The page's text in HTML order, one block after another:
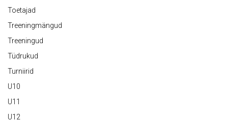
Toetajad
Treeningmängud
Treeningud
Tüdrukud
Turniirid
U10
U11
U12